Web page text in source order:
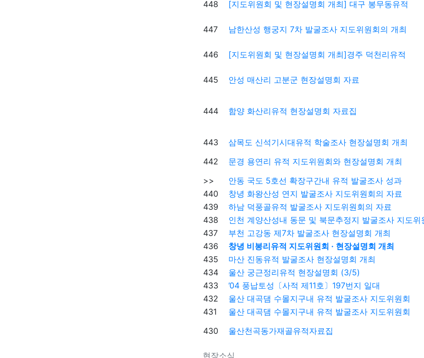
현장소식
448 [지도위원회 및 현장설명회 개최] 대구 봉무동유적
447 남한산성 행궁지 7차 발굴조사 지도위원회의 개최
446 [지도위원회 및 현장설명회 개최]경주 덕천리유적
445 안성 매산리 고분군 현장설명회 자료
444 함양 화산리유적 현장설명회 자료집
443 삼목도 신석기시대유적 학술조사 현장설명회 개최
442
문경 용연리 유적 지도위원회와 현장설명회 개최
>>
안동 국도 5호선 확장구간내 유적 발굴조사 성과
440
창녕 화왕산성 연지 발굴조사 지도위원회의 자료
439
하남 덕풍골유적 발굴조사 지도위원회의 자료
438
인천 계양산성내 동문 및 북문추정지 발굴조사 지도위
437
부천 고강동 제7차 발굴조사 현장설명회 개최
436
창녕 비봉리유적 지도위원회 · 현장설명회 개최
435
마산 진동유적 발굴조사 현장설명회 개최
434
울산 궁근정리유적 현장설명회 (3/5)
433
’04 풍납토성〔사적 제11호〕197번지 일대
432
울산 대곡댐 수몰지구내 유적 발굴조사 지도위원회
431
울산 대곡댐 수몰지구내 유적 발굴조사 지도위원회
430
울산천곡동가재골유적자료집